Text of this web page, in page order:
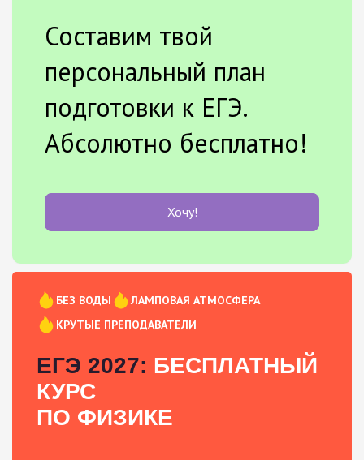
Составим твой
персональный план
подготовки к ЕГЭ.
Абсолютно бесплатно!
Хочу!
БЕЗ ВОДЫ
ЛАМПОВАЯ АТМОСФЕРА
КРУТЫЕ ПРЕПОДАВАТЕЛИ
ЕГЭ 2027: БЕСПЛАТНЫЙ
КУРС
ПО ФИЗИКЕ